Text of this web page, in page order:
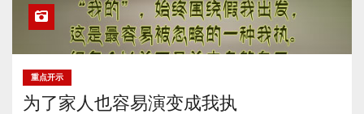
重点开示
为了家人也容易演变成我执